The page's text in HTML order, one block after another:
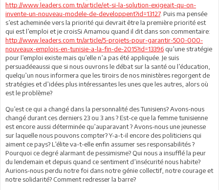
http://www.leaders.com.tn/article/et-si-la-solution-exigeait-qu-on-
invente-un-nouveau-modele-de-developpent?id=13127. Puis ma pensée
s’est acheminée vers la priorité qui devrait être la première priorité est
qui est l’emploi et je croisSi Amamou quand il dit dans son commentaire:
http://www.leaders.com.tn/article/5-projets-pour-garantir-500-000-
nouveaux-emplois-en-tunisie-a-la-fin-de-2015?id=13396 qu’une stratégie
pour l’emploi existe mais qu’elle n’a pas été appliquée. Je suis
persuadéeaussi que si nous ouvrons le débat sur la santé ou l’éducation,
quelqu’un nous informera que les tiroirs de nos ministères regorgent de
stratégies et d’idées plus intéressantes les unes que les autres, alors où
est le problème?
Qu’est ce qui a changé dans la personnalité des Tunisiens? Avons-nous
changé durant ces derniers 23 ou 3 ans ? Est-ce que la femme tunisienne
est encore aussi déterminée qu’auparavant ? Avons-nous une jeunesse
sur laquelle nous pouvons compter? Y-a-t-il encore des politiciens qui
aiment ce pays? L’élite va-t-elle enfin assumer ses responsabilités ?
Pourquoi ce degré alarmant de pessimisme? Qui nous a insufflé la peur
du lendemain et depuis quand ce sentiment d’insécurité nous habite?
Aurions-nous perdu notre foi dans notre génie collectif, notre courage et
notre solidarité? Comment redresser la barre?